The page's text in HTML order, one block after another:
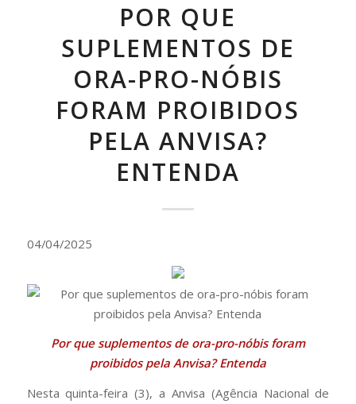
POR QUE
SUPLEMENTOS DE
ORA-PRO-NÓBIS
FORAM PROIBIDOS
PELA ANVISA?
ENTENDA
04/04/2025
Por que suplementos de ora-pro-nóbis foram
proibidos pela Anvisa? Entenda
Nesta quinta-feira (3), a Anvisa (Agência Nacional de